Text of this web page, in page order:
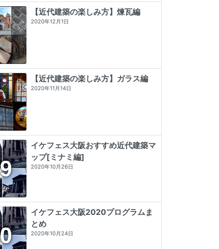
発掘 the OSAKA
☆☆☆☆☆ 0 (0)
東京店構え マテウシュ・ウルバノヴ
【近代建築の楽しみ方】煉瓦編
2020年12月1日
【近代建築の楽しみ方】ガラス編
2020年11月14日
イケフェス大阪おすすめ近代建築マ
ップ[ミナミ編]
2020年10月26日
イケフェス大阪2020プログラムま
とめ
2020年10月24日